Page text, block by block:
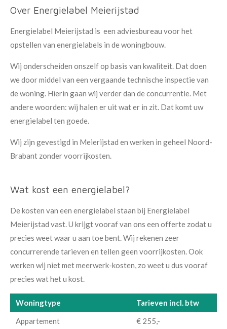
Over Energielabel Meierijstad
Energielabel Meierijstad is een adviesbureau voor het
opstellen van energielabels in de woningbouw.
Wij onderscheiden onszelf op basis van kwaliteit. Dat doen
we door middel van een vergaande technische inspectie van
de woning. Hierin gaan wij verder dan de concurrentie. Met
andere woorden: wij halen er uit wat er in zit. Dat komt uw
energielabel ten goede.
Wij zijn gevestigd in Meierijstad en werken in geheel Noord-
Brabant zonder voorrijkosten.
Wat kost een energielabel?
De kosten van een energielabel staan bij Energielabel
Meierijstad vast. U krijgt vooraf van ons een offerte zodat u
precies weet waar u aan toe bent. Wij rekenen zeer
concurrerende tarieven en tellen geen voorrijkosten. Ook
werken wij niet met meerwerk-kosten, zo weet u dus vooraf
precies wat het u kost.
Woningtype
Tarieven incl. btw
Appartement
€ 255,-